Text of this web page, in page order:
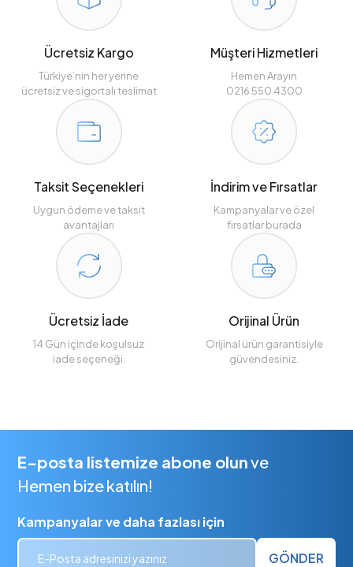
Ücretsiz Kargo
Türkiye’nin her yerine
ücretsiz ve sigortalı teslimat
Müşteri Hizmetleri
Hemen Arayın
0216 550 4300
Taksit Seçenekleri
Uygun ödeme ve taksit
avantajları
İndirim ve Fırsatlar
Kampanyalar ve özel
fırsatlar burada
Ücretsiz İade
14 Gün içinde koşulsuz
iade seçeneği.
Orijinal Ürün
Orijinal ürün garantisiyle
güvendesiniz.
E-posta listemize abone olunve
Hemen bize katılın!
Kampanyalar ve daha fazlası için
GÖNDER